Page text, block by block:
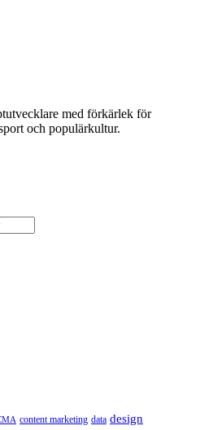
med förkärlek för
och populärkultur.
content marketing data design